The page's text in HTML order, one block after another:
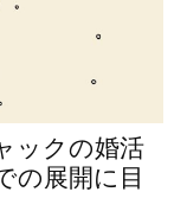
ックの婚活
の展開に目